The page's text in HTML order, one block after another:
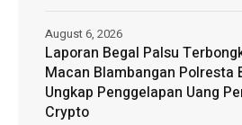
Laporan Begal Palsu
Macan Blambangan Polresta
Ungkap Penggelapan Uang
Crypto
August 6, 2026